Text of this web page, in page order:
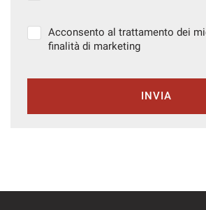
Acconsento al trattamento dei
finalità di marketing
INVIA